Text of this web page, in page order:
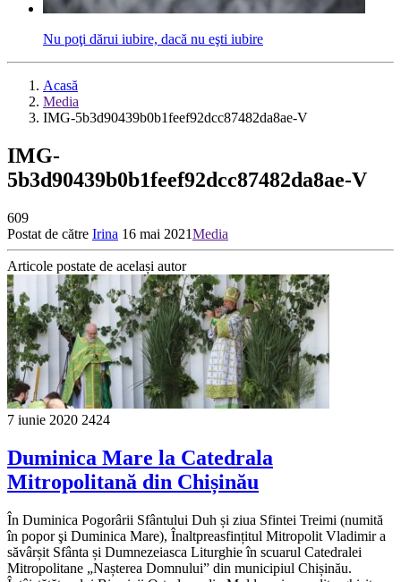
Nu poţi dărui iubire, dacă nu eşti iubire
Acasă
Media
IMG-5b3d90439b0b1feef92dcc87482da8ae-V
IMG-
5b3d90439b0b1feef92dcc87482da8ae-V
609
Postat de către Irina 16 mai 2021Media
Articole postate de același autor
7 iunie 2020 2424
Duminica Mare la Catedrala
Mitropolitană din Chișinău
În Duminica Pogorârii Sfântului Duh și ziua Sfintei Treimi (numită
în popor şi Duminica Mare), Înaltpreasfințitul Mitropolit Vladimir a
săvârșit Sfânta și Dumnezeiasca Liturghie în scuarul Catedralei
Mitropolitane „Nașterea Domnului” din municipiul Chișinău.